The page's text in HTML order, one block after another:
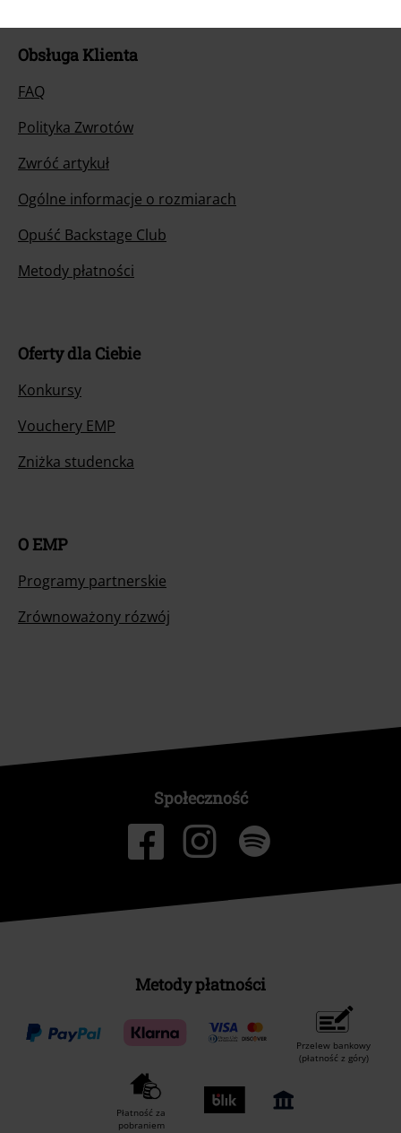
Obsługa Klienta
FAQ
Polityka Zwrotów
Zwróć artykuł
Ogólne informacje o rozmiarach
Opuść Backstage Club
Metody płatności
Oferty dla Ciebie
Konkursy
Vouchery EMP
Zniżka studencka
O EMP
Programy partnerskie
Zrównoważony rózwój
Społeczność
Metody płatności
Przelew bankowy
(płatność z góry)
Płatność za
pobraniem